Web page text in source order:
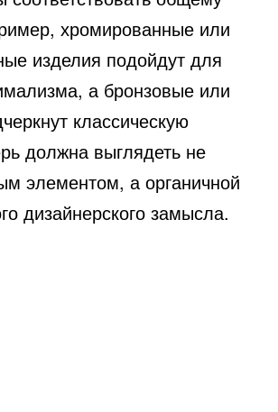
хромированные или
изделия подойдут для
а бронзовые или
классическую
должна выглядеть не
элементом, а органичной
дизайнерского замысла.